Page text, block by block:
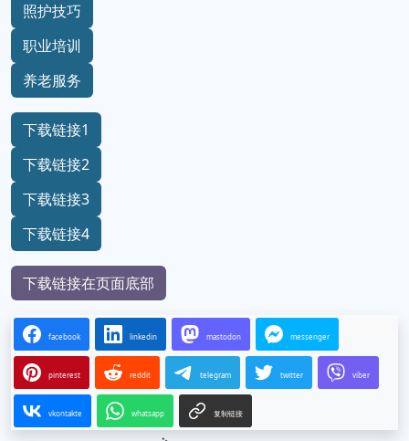
照护技巧
职业培训
养老服务
下载链接1
下载链接2
下载链接3
下载链接4
下载链接在页面底部
facebook linkedin mastodon messenger
pinterest reddit telegram twitter viber
vkontakte whatsapp 复制链接